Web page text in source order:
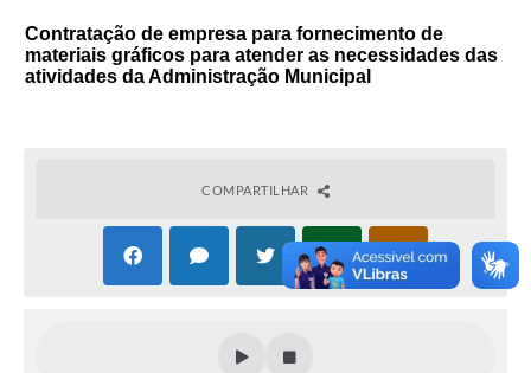
Contratação de empresa para fornecimento de
materiais gráficos para atender as necessidades das
atividades da Administração Municipal
COMPARTILHAR